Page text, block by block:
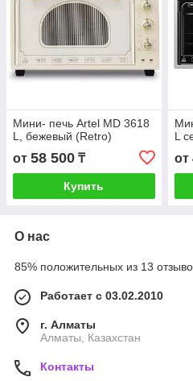
Мини- печь Artel MD 3618
L, бежевый (Retro)
от 58 500 ₸
Купить
L
от
О нас
85% положительных из 13
Работает с 03.02.2010
г. Алматы
Алматы, Казахстан
Контакты